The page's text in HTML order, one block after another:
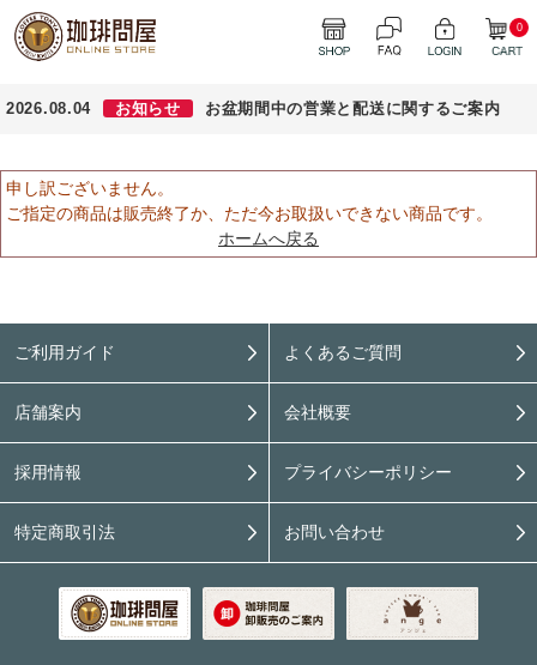
0
2026.08.04 お知らせ お盆期間中の営業と配送に関するご案内
申し訳ございません。
ご指定の商品は販売終了か、ただ今お取扱いできない商品です。
ホームへ戻る
ご利用ガイド よくあるご質問
店舗案内 会社概要
採用情報 プライバシーポリシー
特定商取引法 お問い合わせ